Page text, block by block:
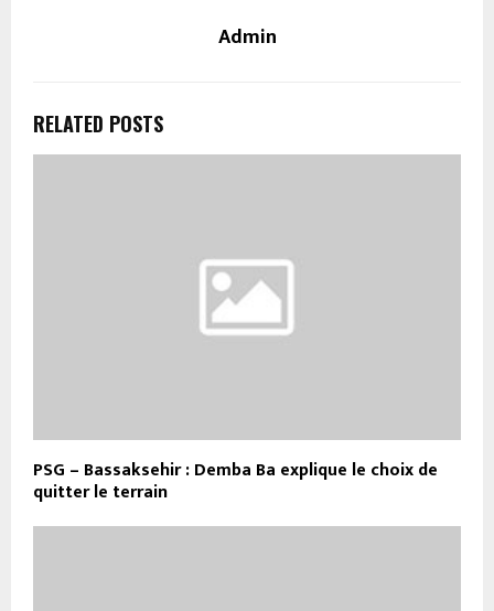
Admin
RELATED POSTS
PSG – Bassaksehir : Demba Ba explique le choix de
quitter le terrain